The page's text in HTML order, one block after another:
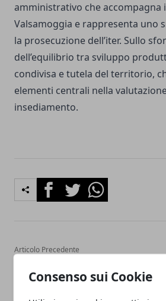
Consenso sui Cookie
amministrativo che accompagna
Valsamoggia e rappresenta uno
la prosecuzione dell’iter. Sullo
dell’equilibrio tra sviluppo
condivisa e tutela del territorio,
elementi centrali nella
insediamento.
FacebookTwitterWhatsapp
Articolo Precedente
Game Farm: bando 2026